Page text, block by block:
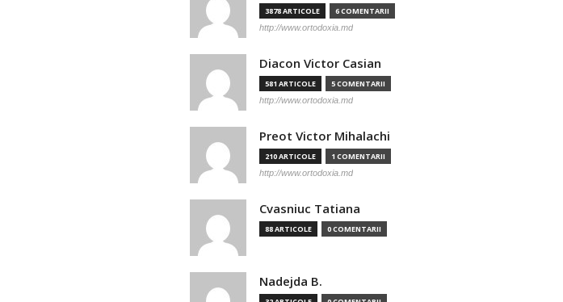
3878 ARTICOLE 6 COMENTARII
http://www.ortodoxia.md
Diacon Victor Casian
581 ARTICOLE 5 COMENTARII
http://www.ortodoxia.md
Preot Victor Mihalachi
210 ARTICOLE 1 COMENTARII
http://www.ortodoxia.md
Cvasniuc Tatiana
88 ARTICOLE 0 COMENTARII
Nadejda B.